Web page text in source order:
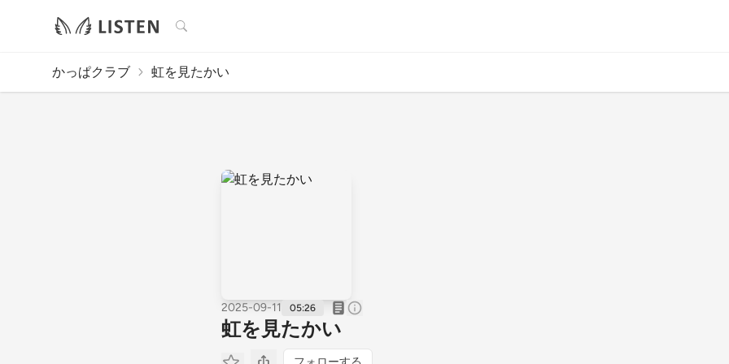
検索
かっぱクラブ 虹を見たかい
2025-09-11 05:26
虹を見たかい